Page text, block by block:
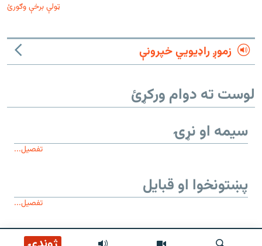
ټولې برخې وګورئ
زموږ راډیويي خپرونې
لوست ته دوام ورکړئ
سیمه او نړۍ
تفصیل...
پښتونخوا او قبایل
تفصیل...
موږ وڅارئ